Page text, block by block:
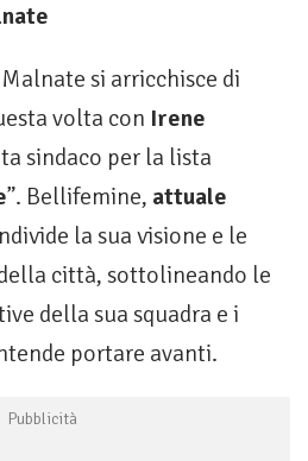
si arricchisce di
volta con Irene
sindaco per la lista
”. Bellifemine, attuale
la sua visione e le
città, sottolineando le
della sua squadra e i
portare avanti.